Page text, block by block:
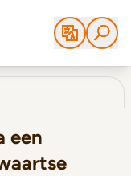
een